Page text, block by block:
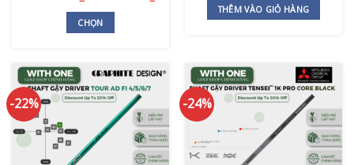
CHỌN
này
có
nhiều
biến
thể.
là:
4.100.000 ₫.
THÊM VÀO GIỎ HÀNG
-22% -24%